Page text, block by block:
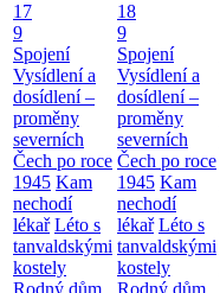
17
9
Spojení
Vysídlení a
dosídlení –
proměny
severních
Čech po roce
1945 Kam
nechodí
lékař Léto s
tanvaldskými
kostely
18
9
Spojení
Vysídlení a
dosídlení –
proměny
severních
Čech po roce
1945 Kam
nechodí
lékař Léto s
tanvaldskými
kostely